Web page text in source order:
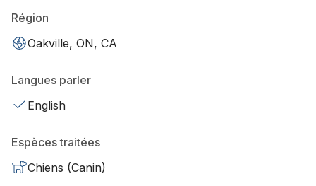
Région
Oakville, ON, CA
Langues parler
English
Espèces traitées
Chiens (Canin)